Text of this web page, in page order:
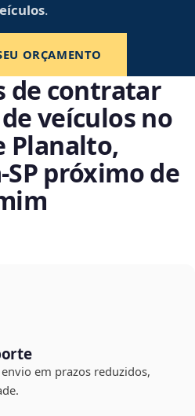
.
ORÇAMENTO
de contratar
veículos no
Planalto,
próximo de
em prazos reduzidos,